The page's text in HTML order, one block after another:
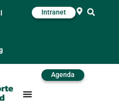
Intranet
Agenda